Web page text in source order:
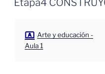
Etapa4
Arte y educación -
Aula 1